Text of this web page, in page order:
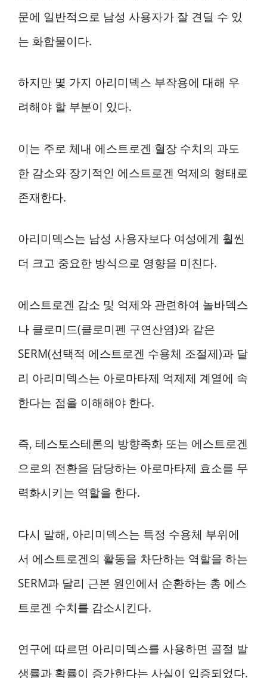
문에 일반적으로 남성 사용자가 잘 견딜 수 있
는 화합물이다.
하지만 몇 가지 아리미덱스 부작용에 대해 우
려해야 할 부분이 있다.
이는 주로 체내 에스트로겐 혈장 수치의 과도
한 감소와 장기적인 에스트로겐 억제의 형태로
존재한다.
아리미덱스는 남성 사용자보다 여성에게 훨씬
더 크고 중요한 방식으로 영향을 미친다.
에스트로겐 감소 및 억제와 관련하여 놀바덱스
나 클로미드(클로미펜 구연산염)와 같은
SERM(선택적 에스트로겐 수용체 조절제)과 달
리 아리미덱스는 아로마타제 억제제 계열에 속
한다는 점을 이해해야 한다.
즉, 테스토스테론의 방향족화 또는 에스트로겐
으로의 전환을 담당하는 아로마타제 효소를 무
력화시키는 역할을 한다.
다시 말해, 아리미덱스는 특정 수용체 부위에
서 에스트로겐의 활동을 차단하는 역할을 하는
SERM과 달리 근본 원인에서 순환하는 총 에스
트로겐 수치를 감소시킨다.
연구에 따르면 아리미덱스를 사용하면 골절 발
생률과 확률이 증가한다는 사실이 입증되었다.